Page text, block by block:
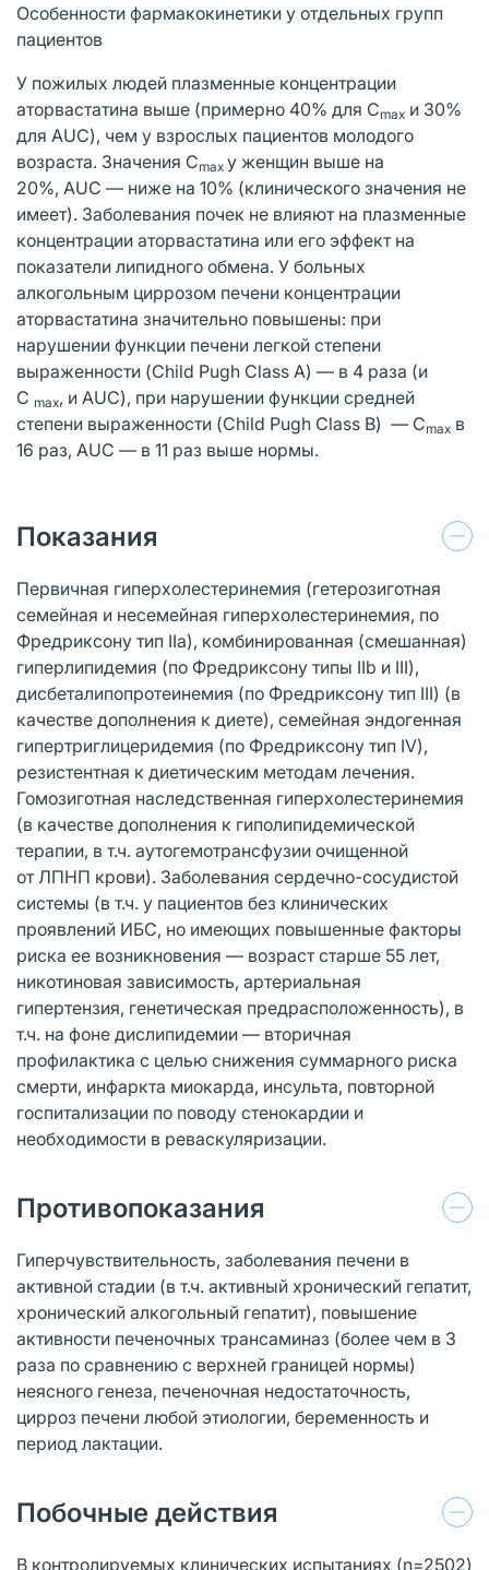
Особенности фармакокинетики у отдельных групп
пациентов
У пожилых людей плазменные концентрации
аторвастатина выше (примерно 40% для Cmax и 30%
для AUC), чем у взрослых пациентов молодого
возраста. Значения Cmax у женщин выше на
20%, AUC — ниже на 10% (клинического значения не
имеет). Заболевания почек не влияют на плазменные
концентрации аторвастатина или его эффект на
показатели липидного обмена. У больных
алкогольным циррозом печени концентрации
аторвастатина значительно повышены: при
нарушении функции печени легкой степени
выраженности (Child Pugh Class A) — в 4 раза (и
C max, и AUC), при нарушении функции средней
степени выраженности (Child Pugh Class B) — Cmax в
16 раз, AUC — в 11 раз выше нормы.
Показания
Первичная гиперхолестеринемия (гетерозиготная
семейная и несемейная гиперхолестеринемия, по
Фредриксону тип IIa), комбинированная (смешанная)
гиперлипидемия (по Фредриксону типы IIb и III),
дисбеталипопротеинемия (по Фредриксону тип III) (в
качестве дополнения к диете), семейная эндогенная
гипертриглицеридемия (по Фредриксону тип IV),
резистентная к диетическим методам лечения.
Гомозиготная наследственная гиперхолестеринемия
(в качестве дополнения к гиполипидемической
терапии, в т.ч. аутогемотрансфузии очищенной
от ЛПНП крови). Заболевания сердечно-сосудистой
системы (в т.ч. у пациентов без клинических
проявлений ИБС, но имеющих повышенные факторы
риска ее возникновения — возраст старше 55 лет,
никотиновая зависимость, артериальная
гипертензия, генетическая предрасположенность), в
т.ч. на фоне дислипидемии — вторичная
профилактика с целью снижения суммарного риска
смерти, инфаркта миокарда, инсульта, повторной
госпитализации по поводу стенокардии и
необходимости в реваскуляризации.
Противопоказания
Гиперчувствительность, заболевания печени в
активной стадии (в т.ч. активный хронический гепатит,
хронический алкогольный гепатит), повышение
активности печеночных трансаминаз (более чем в 3
раза по сравнению с верхней границей нормы)
неясного генеза, печеночная недостаточность,
цирроз печени любой этиологии, беременность и
период лактации.
Побочные действия
В контролируемых клинических испытаниях (n=2502)